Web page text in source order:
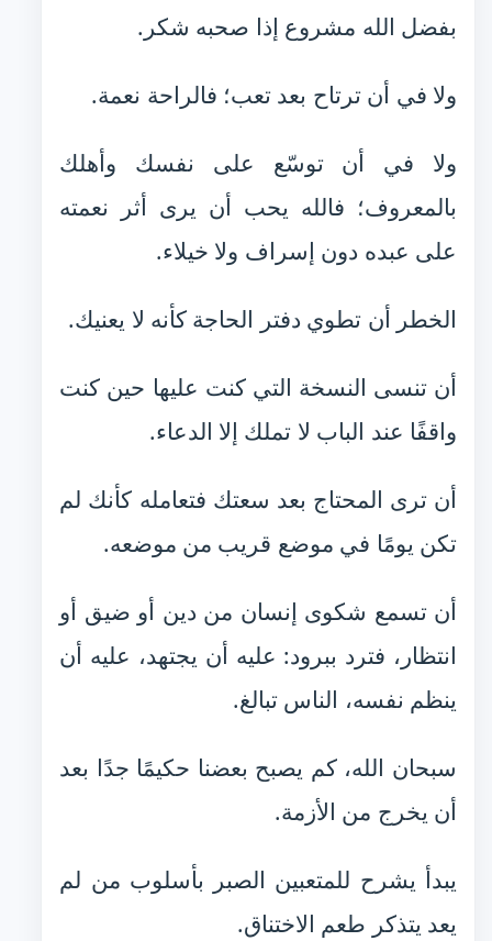
بفضل الله مشروع إذا صحبه شكر.
ولا في أن ترتاح بعد تعب؛ فالراحة نعمة.
ولا في أن توسّع على نفسك وأهلك
بالمعروف؛ فالله يحب أن يرى أثر نعمته
على عبده دون إسراف ولا خيلاء.
الخطر أن تطوي دفتر الحاجة كأنه لا يعنيك.
أن تنسى النسخة التي كنت عليها حين كنت
واقفًا عند الباب لا تملك إلا الدعاء.
أن ترى المحتاج بعد سعتك فتعامله كأنك لم
تكن يومًا في موضع قريب من موضعه.
أن تسمع شكوى إنسان من دين أو ضيق أو
انتظار، فترد ببرود: عليه أن يجتهد، عليه أن
ينظم نفسه، الناس تبالغ.
سبحان الله، كم يصبح بعضنا حكيمًا جدًا بعد
أن يخرج من الأزمة.
يبدأ يشرح للمتعبين الصبر بأسلوب من لم
يعد يتذكر طعم الاختناق.